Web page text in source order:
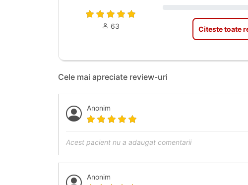
63 Citeste toate
Cele mai apreciate review-uri
Anonim
Acest pacient nu a adaugat comentarii
Anonim